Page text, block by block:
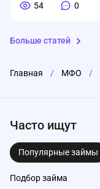
54
0
Больше статей
Главная / МФО /
Часто ищут
Популярные займы
Подбор займа